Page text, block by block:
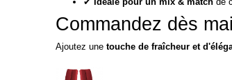
Commandez dès
Ajoutez une touche de fraîcheur et